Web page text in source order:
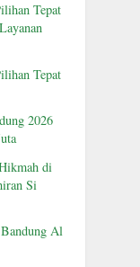
Tepat
Tepat
2026
di
Si
Al